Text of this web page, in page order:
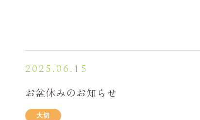
2025.06.15
お盆休みのお知らせ
大切